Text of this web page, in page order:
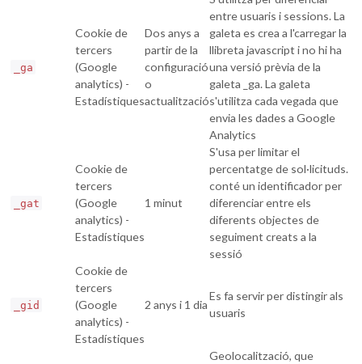
_ga
Cookie de
tercers
(Google
analytics) -
Estadístiques
Dos anys a
partir de la
configuració
o
actualització
entre usuaris i sessions. La
galeta es crea a l'carregar la
llibreta javascript i no hi ha
una versió prèvia de la
galeta _ga. La galeta
s'utilitza cada vegada que
envia les dades a Google
Analytics
_gat
Cookie de
tercers
(Google
analytics) -
Estadístiques
1 minut
S'usa per limitar el
percentatge de sol·licituds.
conté un identificador per
diferenciar entre els
diferents objectes de
seguiment creats a la
sessió
_gid
Cookie de
tercers
(Google
analytics) -
Estadístiques
2 anys i 1 dia
Es fa servir per distingir als
usuaris
Geolocalització, que